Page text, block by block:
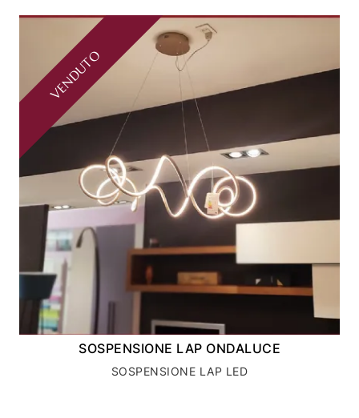
SOSPENSIONE LAP ONDALUCE
SOSPENSIONE LAP LED
VENDUTO